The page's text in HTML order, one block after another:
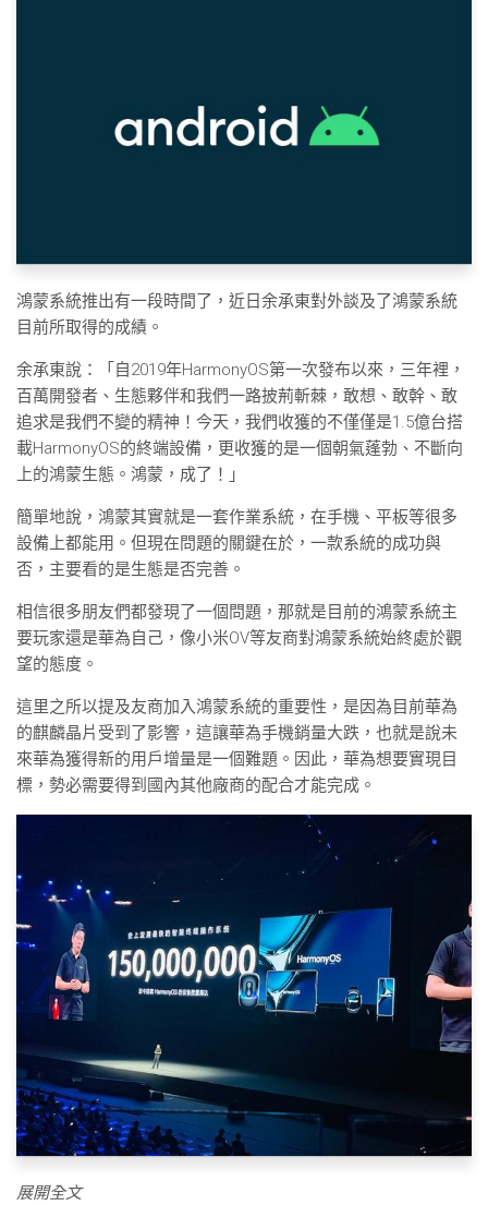
鴻蒙系統推出有一段時間了，近日余承東對外談及了鴻蒙系統
目前所取得的成績。
余承東說：「自2019年HarmonyOS第一次發布以來，三年裡，
百萬開發者、生態夥伴和我們一路披荊斬棘，敢想、敢幹、敢
追求是我們不變的精神！今天，我們收獲的不僅僅是1.5億台搭
載HarmonyOS的終端設備，更收獲的是一個朝氣蓬勃、不斷向
上的鴻蒙生態。鴻蒙，成了！」
簡單地說，鴻蒙其實就是一套作業系統，在手機、平板等很多
設備上都能用。但現在問題的關鍵在於，一款系統的成功與
否，主要看的是生態是否完善。
相信很多朋友們都發現了一個問題，那就是目前的鴻蒙系統主
要玩家還是華為自己，像小米OV等友商對鴻蒙系統始終處於觀
望的態度。
這里之所以提及友商加入鴻蒙系統的重要性，是因為目前華為
的麒麟晶片受到了影響，這讓華為手機銷量大跌，也就是說未
來華為獲得新的用戶增量是一個難題。因此，華為想要實現目
標，勢必需要得到國內其他廠商的配合才能完成。
展開全文